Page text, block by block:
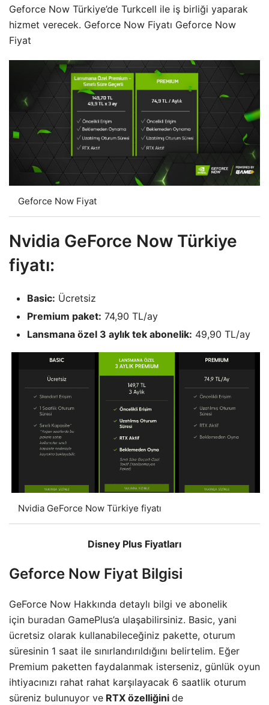
Geforce Now Türkiye’de Turkcell ile iş birliği yaparak
hizmet verecek. Geforce Now Fiyatı Geforce Now
Fiyat
Geforce Now Fiyat
Nvidia GeForce Now Türkiye
fiyatı:
Basic: ​Ücretsiz
Premium paket: 74,90 TL/ay
Lansmana özel 3 aylık tek abonelik: 49,90 TL/ay
Nvidia GeForce Now Türkiye fiyatı
Disney Plus Fiyatları
Geforce Now Fiyat Bilgisi
GeForce Now Hakkında detaylı bilgi ve abonelik
için buradan GamePlus’a ulaşabilirsiniz. Basic, yani
ücretsiz olarak kullanabileceğiniz pakette, oturum
süresinin 1 saat ile sınırlandırıldığını belirtelim. Eğer
Premium paketten faydalanmak isterseniz, günlük oyun
ihtiyacınızı rahat rahat karşılayacak 6 saatlik oturum
süreniz bulunuyor ve RTX özelliğini de